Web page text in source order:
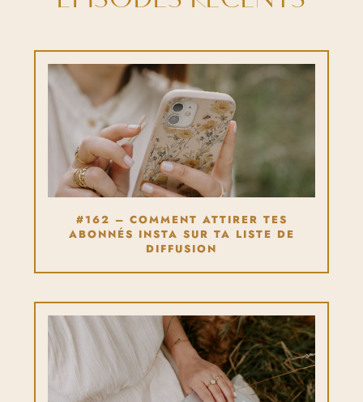
#162 – COMMENT ATTIRER TES
ABONNÉS INSTA SUR TA LISTE DE
DIFFUSION